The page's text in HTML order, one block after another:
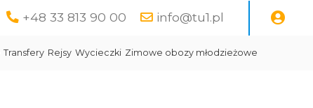
+48 33 813 90 00 info@tu1.pl
Transfery Rejsy Wycieczki Zimowe obozy młodzieżowe